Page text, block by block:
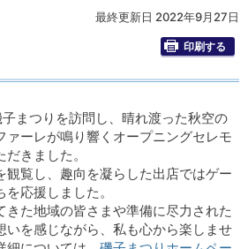
最終更新日 2022年9月27日
印刷する
まつりを訪問し、晴れ渡った秋空の
ァーレが鳴り響くオープニングセレモ
きました。
観覧し、趣向を凝らした出店ではゲー
応援しました。
きた地域の皆さまや準備に尽力された
いを感じながら、私も心から楽しませ